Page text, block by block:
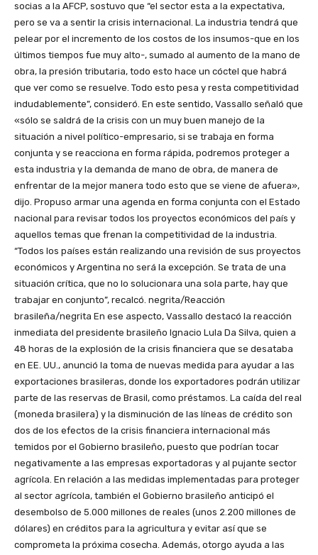
socias a la AFCP, sostuvo que “el sector esta a la expectativa,
pero se va a sentir la crisis internacional. La industria tendrá que
pelear por el incremento de los costos de los insumos-que en los
últimos tiempos fue muy alto-, sumado al aumento de la mano de
obra, la presión tributaria, todo esto hace un cóctel que habrá
que ver como se resuelve. Todo esto pesa y resta competitividad
indudablemente”, consideró. En este sentido, Vassallo señaló que
«sólo se saldrá de la crisis con un muy buen manejo de la
situación a nivel político-empresario, si se trabaja en forma
conjunta y se reacciona en forma rápida, podremos proteger a
esta industria y la demanda de mano de obra, de manera de
enfrentar de la mejor manera todo esto que se viene de afuera»,
dijo. Propuso armar una agenda en forma conjunta con el Estado
nacional para revisar todos los proyectos económicos del país y
aquellos temas que frenan la competitividad de la industria.
“Todos los países están realizando una revisión de sus proyectos
económicos y Argentina no será la excepción. Se trata de una
situación crítica, que no lo solucionara una sola parte, hay que
trabajar en conjunto”, recalcó. negrita/Reacción
brasileña/negrita En ese aspecto, Vassallo destacó la reacción
inmediata del presidente brasileño Ignacio Lula Da Silva, quien a
48 horas de la explosión de la crisis financiera que se desataba
en EE. UU., anunció la toma de nuevas medida para ayudar a las
exportaciones brasileras, donde los exportadores podrán utilizar
parte de las reservas de Brasil, como préstamos. La caída del real
(moneda brasilera) y la disminución de las líneas de crédito son
dos de los efectos de la crisis financiera internacional más
temidos por el Gobierno brasileño, puesto que podrían tocar
negativamente a las empresas exportadoras y al pujante sector
agrícola. En relación a las medidas implementadas para proteger
al sector agrícola, también el Gobierno brasileño anticipó el
desembolso de 5.000 millones de reales (unos 2.200 millones de
dólares) en créditos para la agricultura y evitar así que se
comprometa la próxima cosecha. Además, otorgo ayuda a las